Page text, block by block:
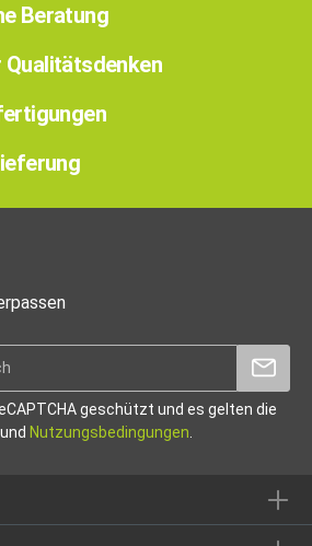
Beratung
Qualitätsdenken
geschützt und es gelten die
und Nutzungsbedingungen